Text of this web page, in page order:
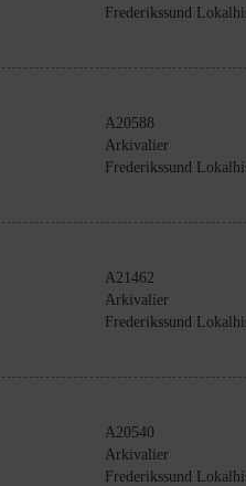
Frederikssund
A20588
Arkivalier
Frederikssund
A21462
Arkivalier
Frederikssund
A20540
Arkivalier
Frederikssund